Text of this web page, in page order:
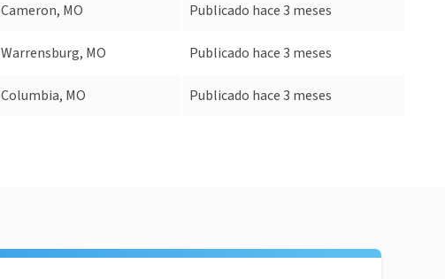
Cameron, MO Publicado hace 3 meses
Warrensburg, MO Publicado hace 3 meses
Columbia, MO Publicado hace 3 meses